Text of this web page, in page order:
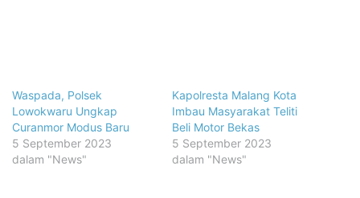
Waspada, Polsek
Lowokwaru Ungkap
Curanmor Modus Baru
5 September 2023
dalam "News"
Kapolresta Malang Kota
Imbau Masyarakat Teliti
Beli Motor Bekas
5 September 2023
dalam "News"